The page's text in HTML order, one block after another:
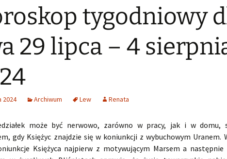
tygodniowy
29 lipca – 4
2024 Archiwum Lew Renata
może być nerwowo, zarówno w pracy, jak i w domu,
gdy Księżyc znajdzie się w koniunkcji z wybuchowym Uranem.
Księżyca najpierw z motywującym Marsem a następnie